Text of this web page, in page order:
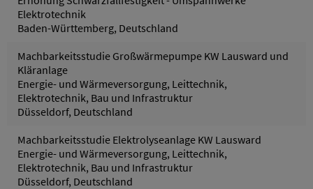
Elektrotechnik
Baden-Württemberg, Deutschland
Machbarkeitsstudie Großwärmepumpe KW Lausward und
Kläranlage
Energie- und Wärmeversorgung, Leittechnik,
Elektrotechnik, Bau und Infrastruktur
Düsseldorf, Deutschland
Machbarkeitsstudie Elektrolyseanlage KW Lausward
Energie- und Wärmeversorgung, Leittechnik,
Elektrotechnik, Bau und Infrastruktur
Düsseldorf, Deutschland